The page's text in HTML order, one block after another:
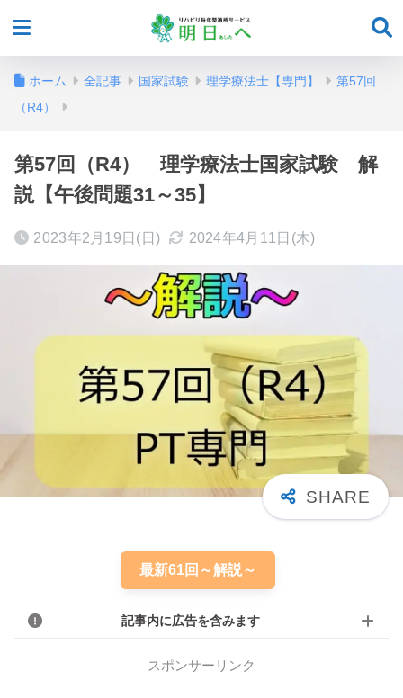
ホーム 全記事 国家試験 理学療法士【専門】
第57回
（R4）
第57回（R4） 理学療法士国家試験 解
説【午後問題31～35】
2023年2月19日(日) 2024年4月11日(木)
最新61回～解説～
記事内に広告を含みます
スポンサーリンク